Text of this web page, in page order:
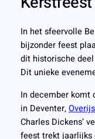
In het sfeervolle
bijzonder feest
dit historische
Dit unieke
In december komt
in Deventer,
Charles Dickens’
feest trekt jaarlijks